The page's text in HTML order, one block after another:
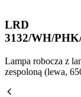
LRD
3132/WH/
Lampa robocza z
zespoloną (lewa,